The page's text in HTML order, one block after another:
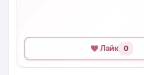
Лайк 0